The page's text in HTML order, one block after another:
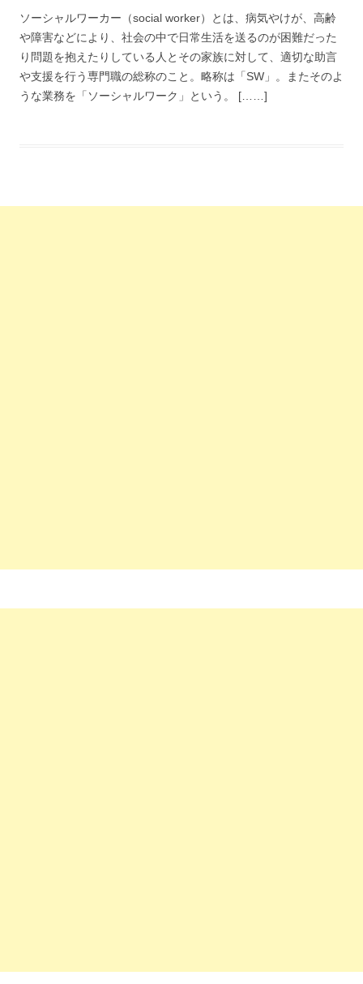
ソーシャルワーカー（social worker）とは、病気やけが、高齢
や障害などにより、社会の中で日常生活を送るのが困難だった
り問題を抱えたりしている人とその家族に対して、適切な助言
や支援を行う専門職の総称のこと。略称は「SW」。またそのよ
うな業務を「ソーシャルワーク」という。 [……]